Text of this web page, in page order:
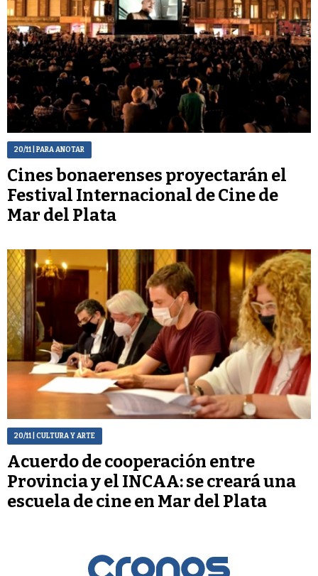
20/11| PARA ANOTAR
Cines bonaerenses proyectarán el
Festival Internacional de Cine de
Mar del Plata
20/11| CULTURA Y ARTE
Acuerdo de cooperación entre
Provincia y el INCAA: se creará una
escuela de cine en Mar del Plata